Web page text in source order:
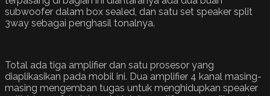
subwoofer dalam box sealed, dan satu set speaker split
3way sebagai penghasil tonalnya.
Total ada tiga amplifier dan satu prosesor yang
diaplikasikan pada mobil ini. Dua amplifier 4 kanal masing-
masing mengemban tugas untuk menghidupkan speaker